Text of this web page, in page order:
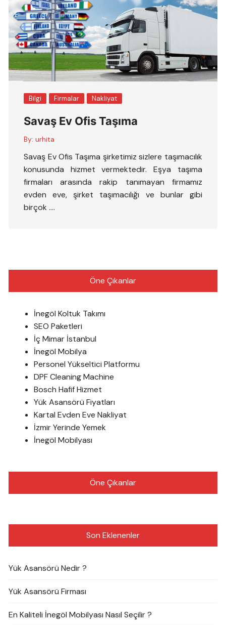
Bilgi Firmalar Nakliyat
Savaş Ev Ofis Taşıma
By: urhita
Savaş Ev Ofis Taşıma şirketimiz sizlere taşımacılık
konusunda hizmet vermektedir. Eşya taşıma
firmaları arasında rakip tanımayan firmamız
evden eve, şirket taşımacılığı ve bunlar gibi
birçok ….
Öne Çıkanlar
İnegöl Koltuk Takımı
SEO Paketleri
İç Mimar İstanbul
İnegöl Mobilya
Personel Yükseltici Platformu
DPF Cleaning Machine
Bosch Hafif Hizmet
Yük Asansörü Fiyatları
Kartal Evden Eve Nakliyat
İzmir Yerinde Yemek
İnegöl Mobilyası
Öne Çıkanlar
Son Eklenenler
Yük Asansörü Nedir ?
Yük Asansörü Firması
En Kaliteli İnegöl Mobilyası Nasıl Seçilir ?